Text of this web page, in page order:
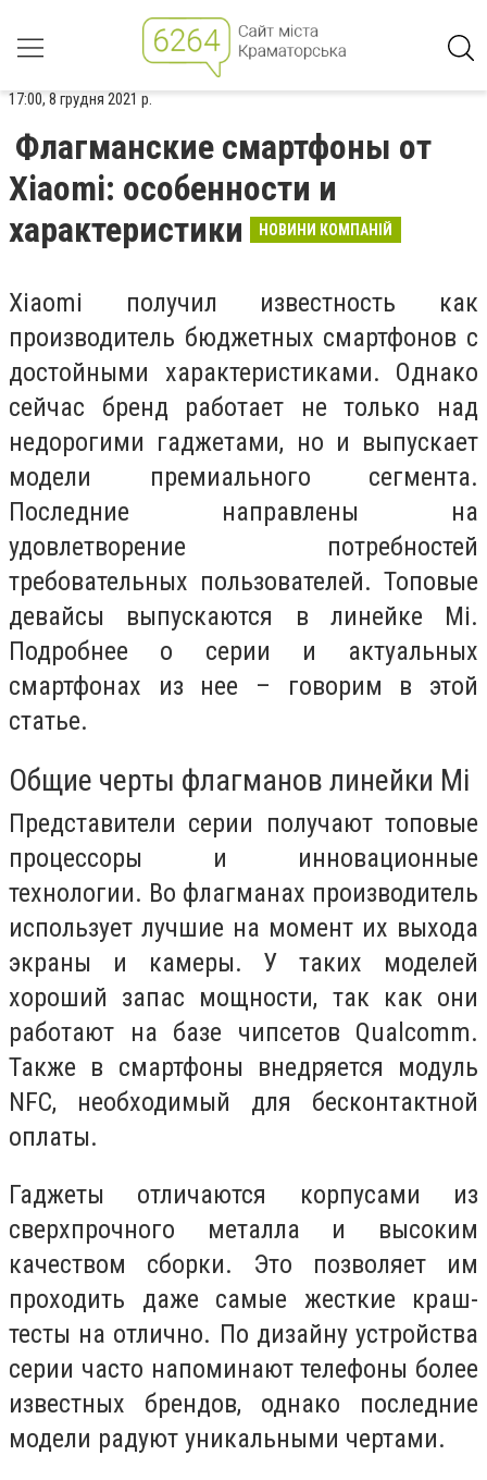
17:00, 8 грудня 2021 р.
Флагманские смартфоны от
Xiaomi: особенности и
характеристики
НОВИНИ КОМПАНІЙ
Xiaomi получил известность как
производитель бюджетных смартфонов с
достойными характеристиками. Однако
сейчас бренд работает не только над
недорогими гаджетами, но и выпускает
модели премиального сегмента.
Последние направлены на
удовлетворение потребностей
требовательных пользователей. Топовые
девайсы выпускаются в линейке Mi.
Подробнее о серии и актуальных
смартфонах из нее – говорим в этой
статье.
Общие черты флагманов линейки Mi
Представители серии получают топовые
процессоры и инновационные
технологии. Во флагманах производитель
использует лучшие на момент их выхода
экраны и камеры. У таких моделей
хороший запас мощности, так как они
работают на базе чипсетов Qualcomm.
Также в смартфоны внедряется модуль
NFC, необходимый для бесконтактной
оплаты.
Гаджеты отличаются корпусами из
сверхпрочного металла и высоким
качеством сборки. Это позволяет им
проходить даже самые жесткие краш-
тесты на отлично. По дизайну устройства
серии часто напоминают телефоны более
известных брендов, однако последние
модели радуют уникальными чертами.